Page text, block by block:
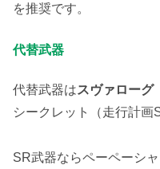
を推奨です。
代替武器
代替武器はスヴァローグ
シークレット（走行計画
SR武器ならペーペーシ